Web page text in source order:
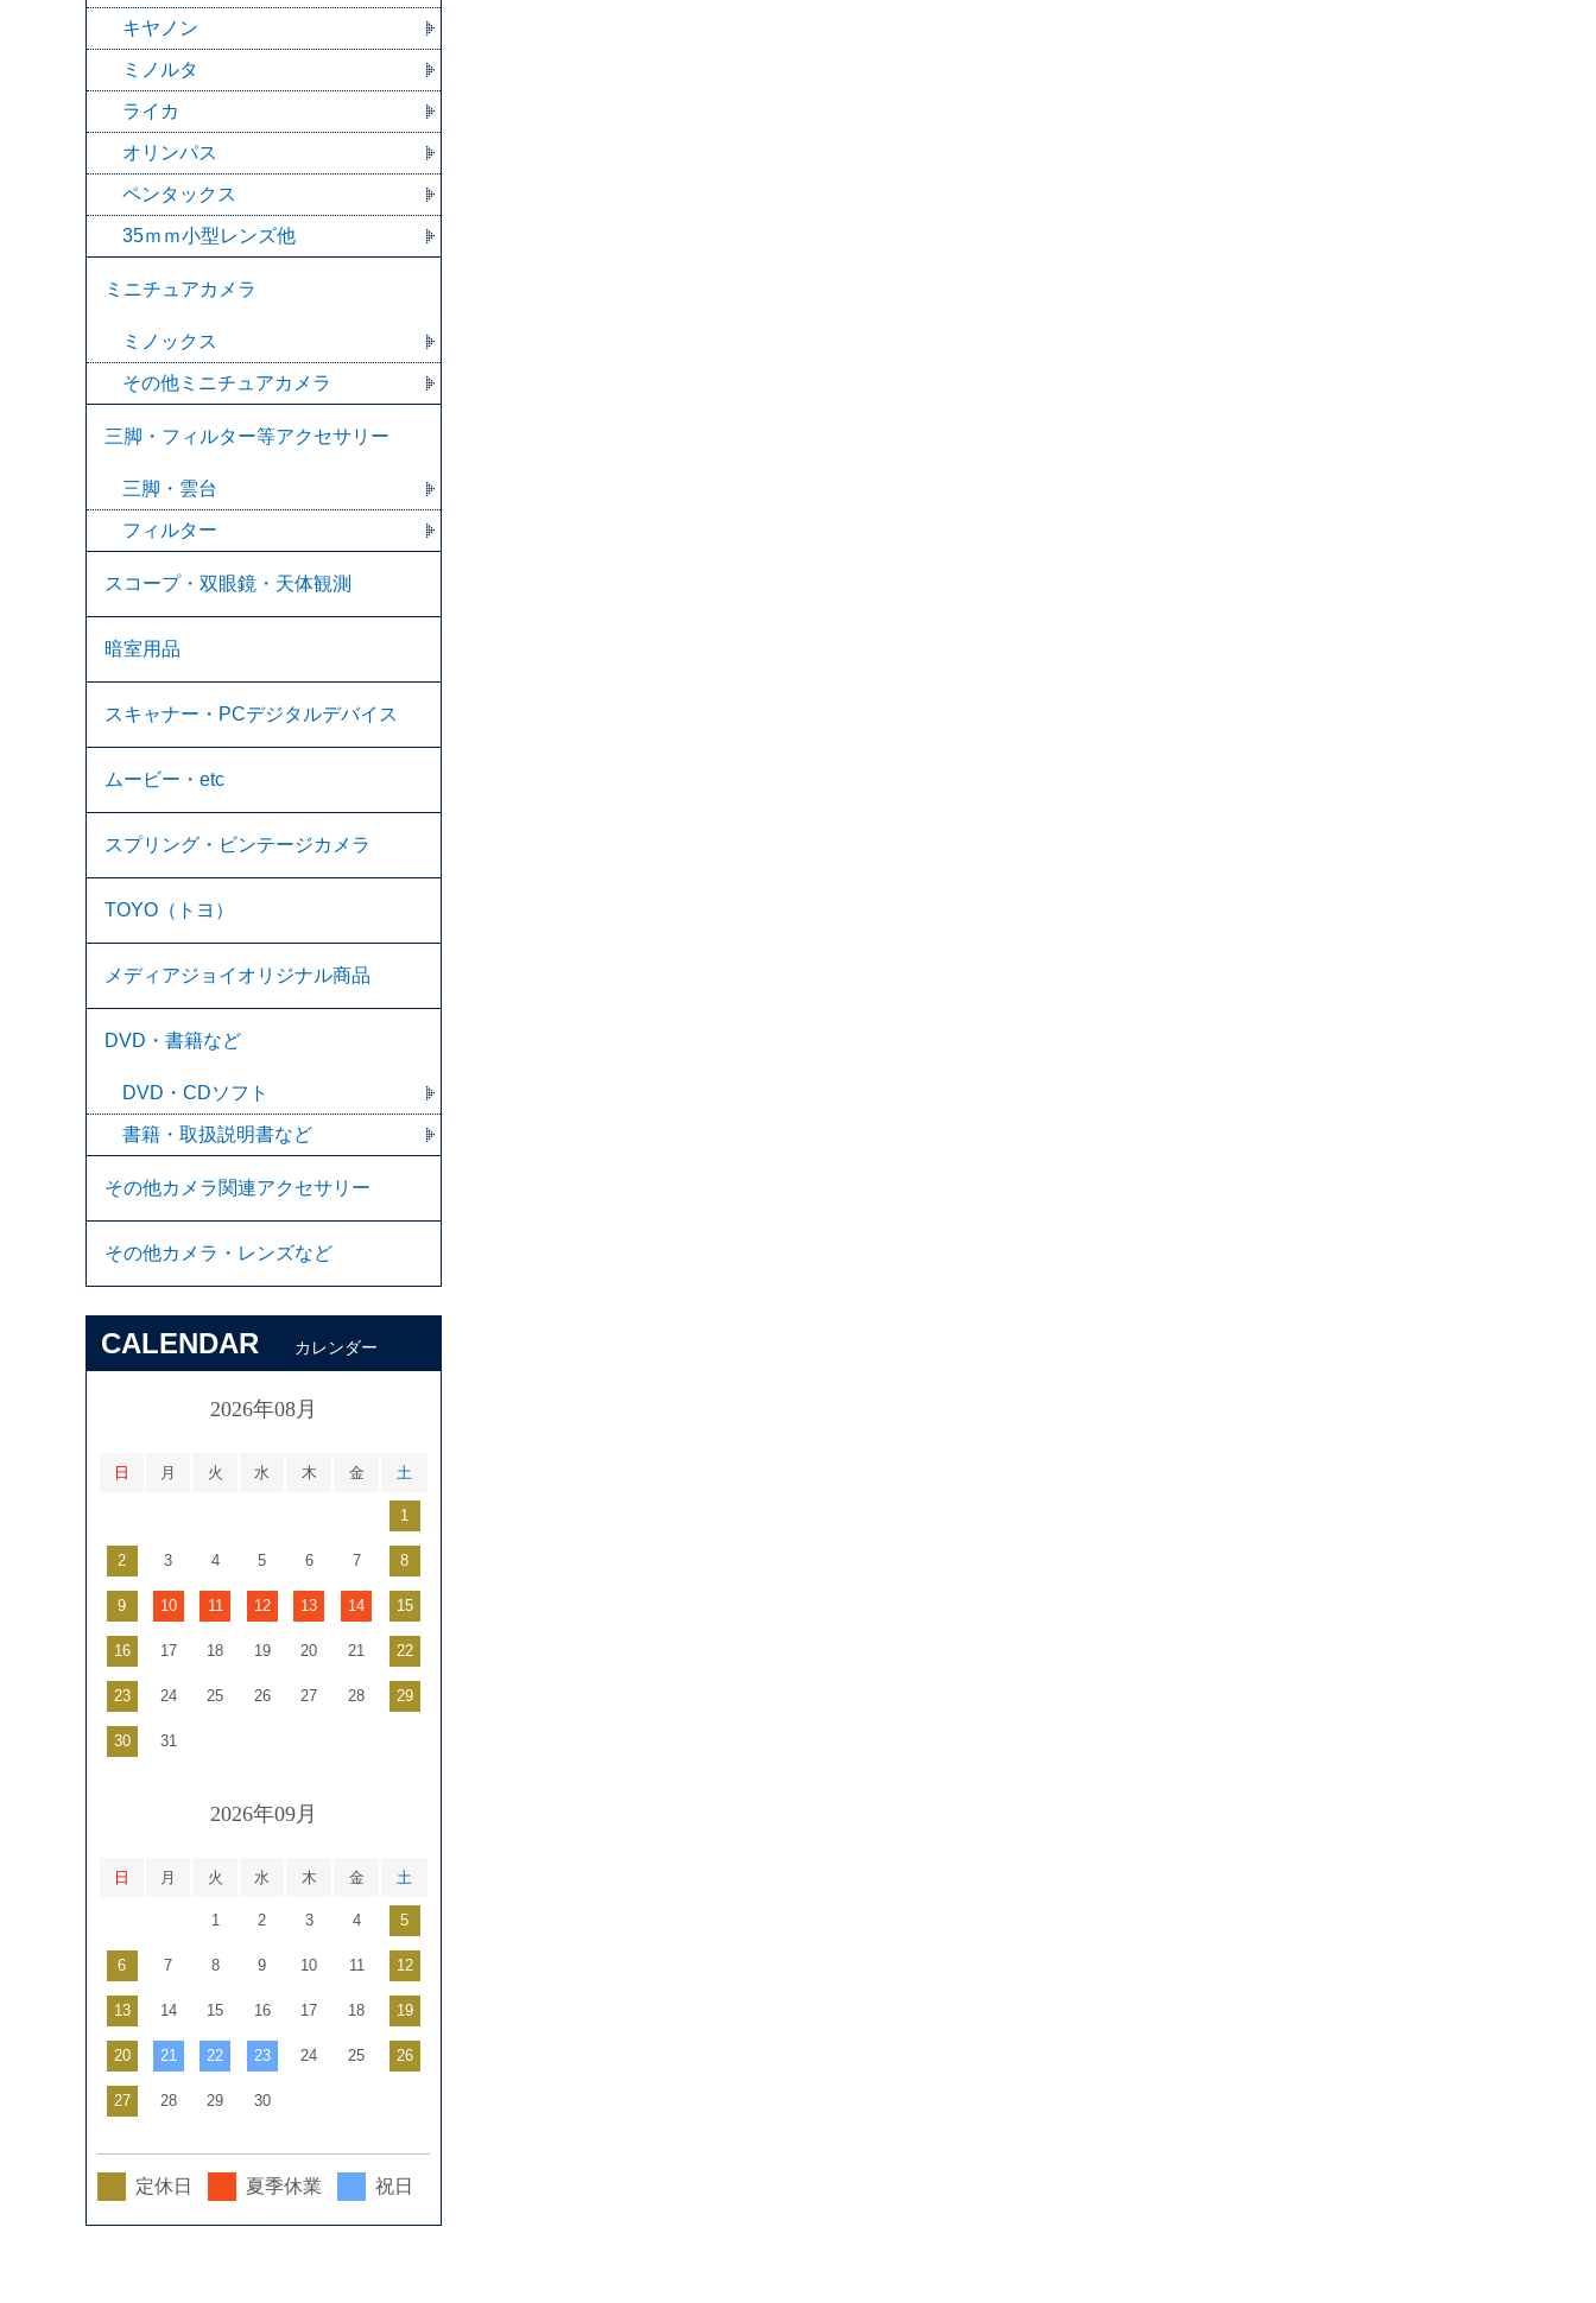
キヤノン
ミノルタ
ライカ
オリンパス
ペンタックス
35ｍｍ小型レンズ他
ミニチュアカメラ
ミノックス
その他ミニチュアカメラ
三脚・フィルター等アクセサリー
三脚・雲台
フィルター
スコープ・双眼鏡・天体観測
暗室用品
スキャナー・PCデジタルデバイス
ムービー・etc
スプリング・ビンテージカメラ
TOYO（トヨ）
メディアジョイオリジナル商品
DVD・書籍など
DVD・CDソフト
書籍・取扱説明書など
その他カメラ関連アクセサリー
その他カメラ・レンズなど
CALENDAR カレンダー
2026年08月
日 月 火 水 木 金 土
1
2 3 4 5 6 7 8
9 10 11 12 13 14 15
16 17 18 19 20 21 22
23 24 25 26 27 28 29
30 31
2026年09月
日 月 火 水 木 金 土
1 2 3 4 5
6 7 8 9 10 11 12
13 14 15 16 17 18 19
20 21 22 23 24 25 26
27 28 29 30
定休日 夏季休業 祝日